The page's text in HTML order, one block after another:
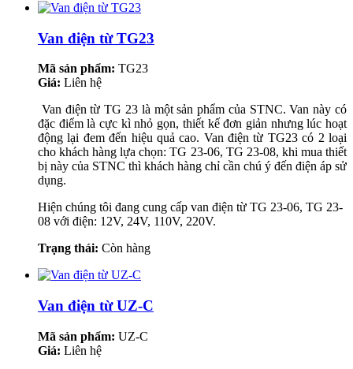
Van điện từ TG23
Mã sản phẩm: TG23
Giá: Liên hệ
Van điện từ TG 23 là một sản phẩm của STNC. Van này có
đặc điểm là cực kì nhỏ gọn, thiết kế đơn giản nhưng lúc hoạt
động lại đem đến hiệu quả cao. Van điện từ TG23 có 2 loại
cho khách hàng lựa chọn: TG 23-06, TG 23-08, khi mua thiết
bị này của STNC thì khách hàng chỉ cần chú ý đến điện áp sử
dụng.
Hiện chúng tôi đang cung cấp van điện từ TG 23-06, TG 23-
08 với điện: 12V, 24V, 110V, 220V.
Trạng thái: Còn hàng
Van điện từ UZ-C
Mã sản phẩm: UZ-C
Giá: Liên hệ